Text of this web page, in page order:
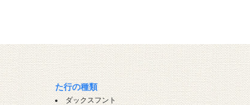
た行の種類
ダックスフント